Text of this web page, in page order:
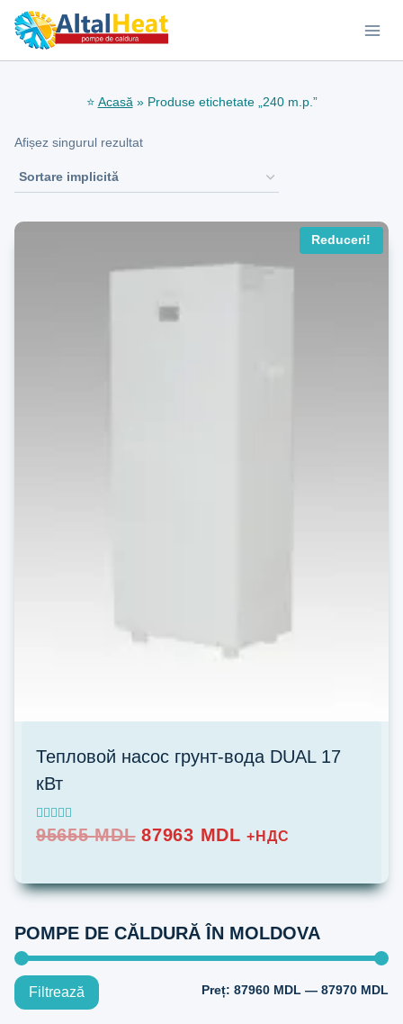
Skip
⭐ Acasă» Produse etichetate „240 m.p.”
Afișez singurul rezultat
Reduceri!
Тепловой насос грунт-вода DUAL 17
кВт
Evaluat la
5.00
95655MDL Prețul
fost:
87963 MDLPrețul
87963 MDL.
+НДС
Добавить в список
POMPE DE CĂLDURĂ ÎN MOLDOVA
Filtrează Preț: 87960 MDL — 87970 MDL